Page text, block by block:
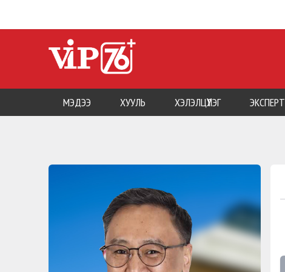
МЭДЭЭ ХУУЛЬ ХЭЛЭЛЦҮҮЛЭГ ЭКСПЕРТ